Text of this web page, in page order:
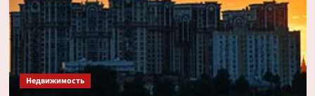
Недвижимость